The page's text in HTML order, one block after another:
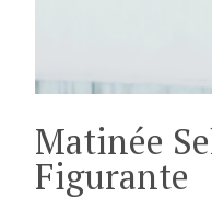
Matinée
Figurante